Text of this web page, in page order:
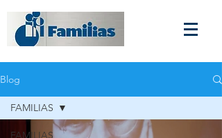
Blog
FAMILIAS
FAMILIAS